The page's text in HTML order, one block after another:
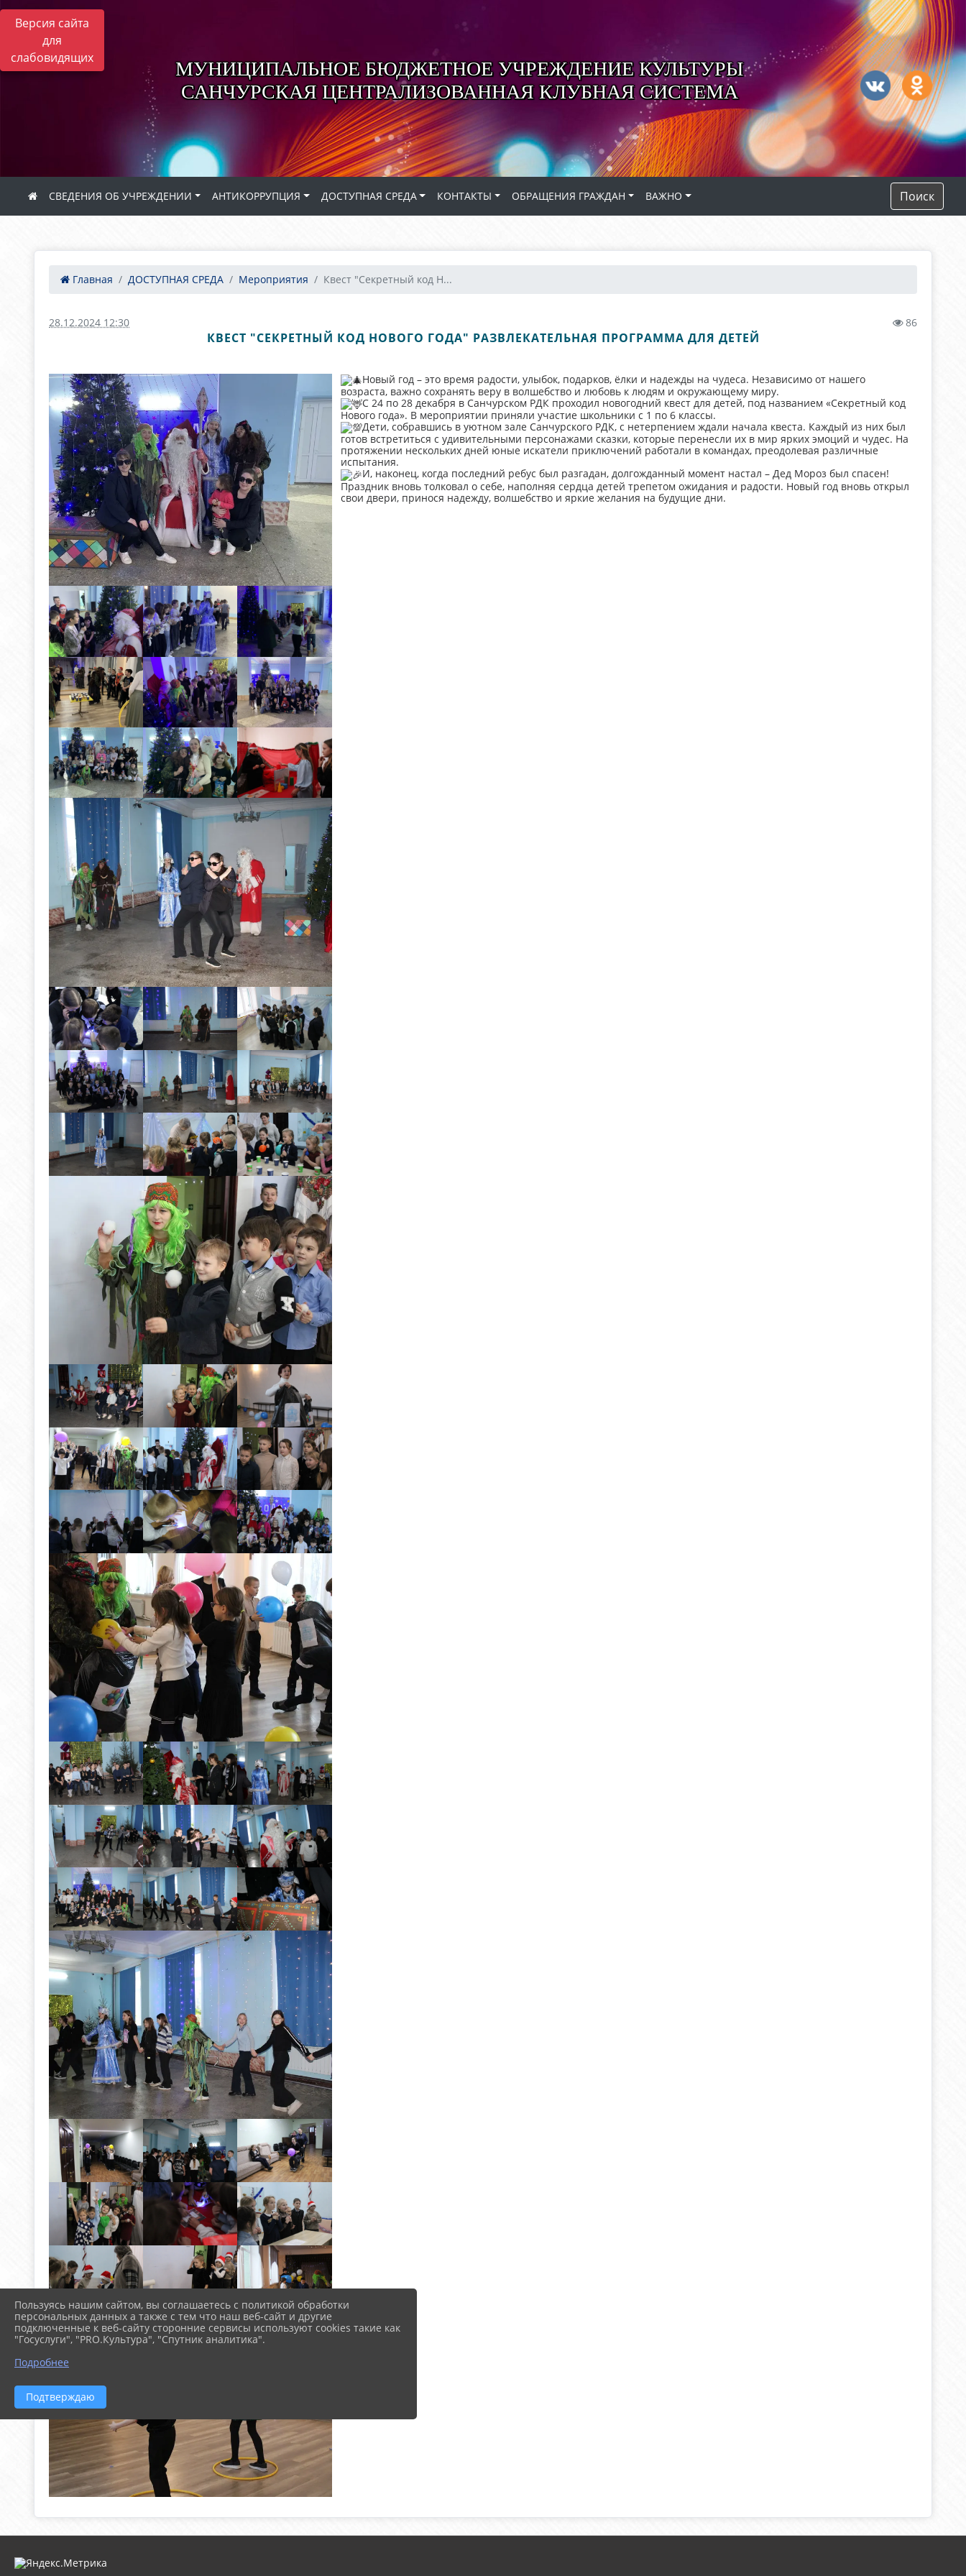
Версия сайта
для
слабовидящих
МУНИЦИПАЛЬНОЕ БЮДЖЕТНОЕ УЧРЕЖДЕНИЕ КУЛЬТУРЫ
САНЧУРСКАЯ ЦЕНТРАЛИЗОВАННАЯ КЛУБНАЯ СИСТЕМА
СВЕДЕНИЯ ОБ УЧРЕЖДЕНИИ АНТИКОРРУПЦИЯ ДОСТУПНАЯ СРЕДА КОНТАКТЫ ОБРАЩЕНИЯ ГРАЖДАН ВАЖНО Поиск
Главная ДОСТУПНАЯ СРЕДА Мероприятия Квест "Секретный код Н...
28.12.2024 12:30 86
КВЕСТ "СЕКРЕТНЫЙ КОД НОВОГО ГОДА" РАЗВЛЕКАТЕЛЬНАЯ ПРОГРАММА ДЛЯ ДЕТЕЙ
Новый год – это время радости, улыбок, подарков, ёлки и надежды на чудеса. Независимо от нашего
возраста, важно сохранять веру в волшебство и любовь к людям и окружающему миру.
С 24 по 28 декабря в Санчурском РДК проходил новогодний квест для детей, под названием «Секретный код
Нового года». В мероприятии приняли участие школьники с 1 по 6 классы.
Дети, собравшись в уютном зале Санчурского РДК, с нетерпением ждали начала квеста. Каждый из них был
готов встретиться с удивительными персонажами сказки, которые перенесли их в мир ярких эмоций и чудес. На
протяжении нескольких дней юные искатели приключений работали в командах, преодолевая различные
испытания.
И, наконец, когда последний ребус был разгадан, долгожданный момент настал – Дед Мороз был спасен!
Праздник вновь толковал о себе, наполняя сердца детей трепетом ожидания и радости. Новый год вновь открыл
свои двери, принося надежду, волшебство и яркие желания на будущие дни.
Пользуясь нашим сайтом, вы соглашаетесь с политикой обработки
персональных данных а также с тем что наш веб-сайт и другие
подключенные к веб-сайту сторонние сервисы используют cookies такие как
"Госуслуги", "PRO.Культура", "Спутник аналитика".
Подробнее
Подтверждаю